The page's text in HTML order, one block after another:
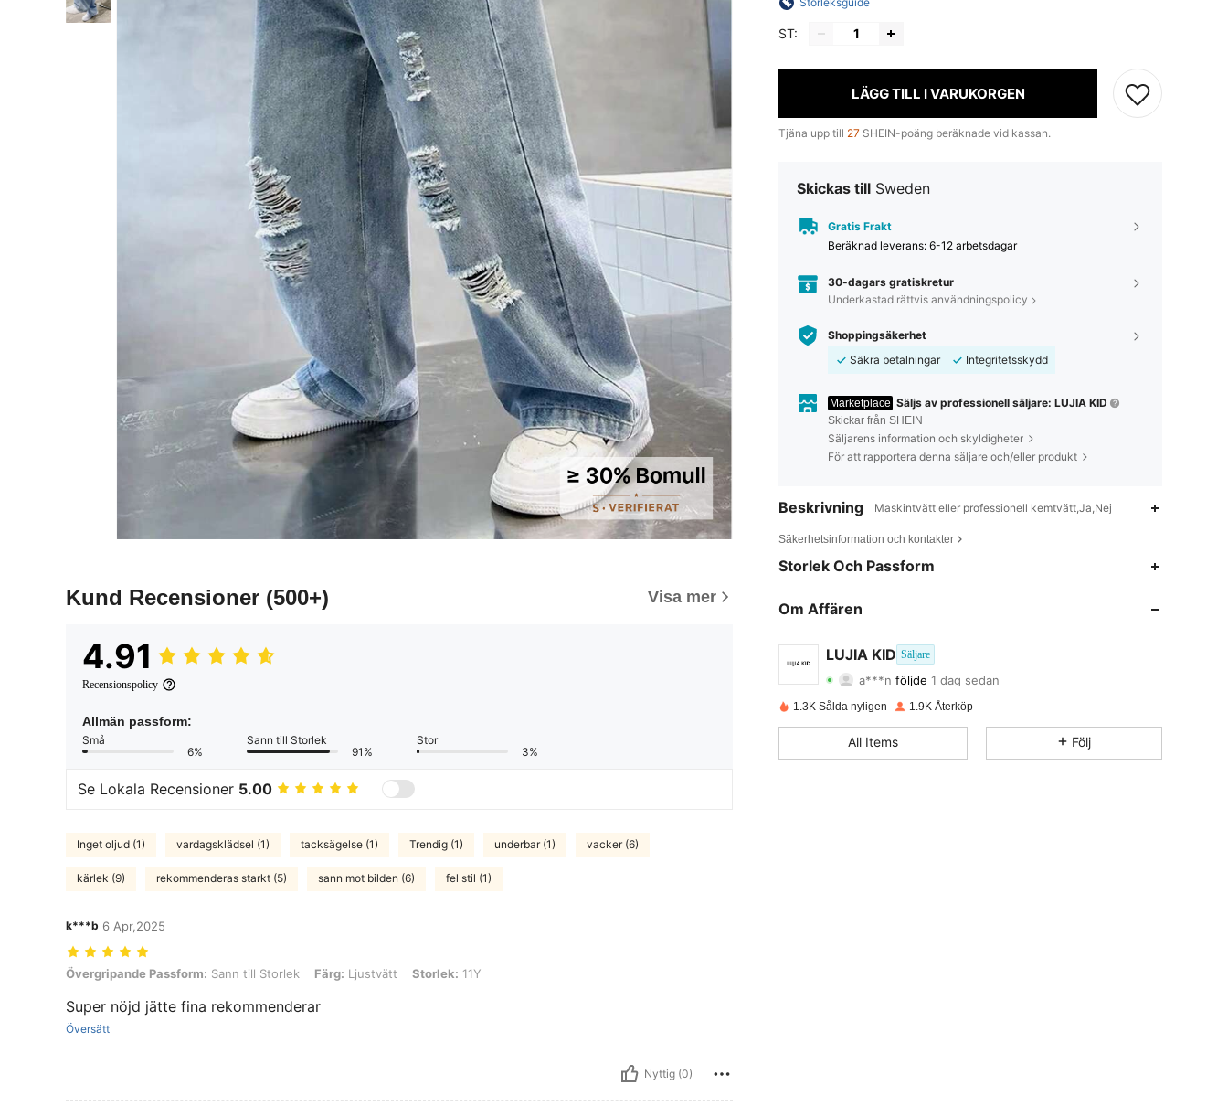
Kund Recensioner (500+) Visa mer
4.91
Recensionspolicy
Allmän passform:
Små
6%
Sann till Storlek
91%
Stor
3%
Se Lokala Recensioner 5.00
Inget oljud (1) vardagsklädsel (1) tacksägelse (1) Trendig (1) underbar (1) vacker (6)
kärlek (9) rekommenderas starkt (5) sann mot bilden (6) fel stil (1)
k***b 6 Apr,2025
Övergripande Passform: Sann till Storlek, Färg: Ljustvätt, Storlek: 11Y
Övergripande Passform: Sann till Storlek Färg: Ljustvätt Storlek: 11Y
Super nöjd jätte fina rekommenderar
Översätt
Nyttig (0)
ST:
LÄGG TILL I VARUKORGEN
Tjäna upp till 27 SHEIN-poäng beräknade vid kassan.
Skickas till Sweden
Gratis Frakt
Beräknad leverans: 6-12 arbetsdagar
30-dagars gratiskretur
Underkastad rättvis användningspolicy
Shoppingsäkerhet
Säkra betalningar
Integritetsskydd
Marketplace Säljs av professionell säljare: LUJIA KID
Skickar från SHEIN
Säljarens information och skyldigheter
För att rapportera denna säljare och/eller produkt
Beskrivning Maskintvätt eller professionell kemtvätt,Ja,Nej
Säkerhetsinformation och kontakter
Storlek Och Passform
Om Affären
LUJIA KID Säljare
4
följde1 dag sedan
4.91 Betyg 4Artiklar 574Följare
4.91 4 574
1.3K Sålda nyligen 1.9K Återköp
All Items Följ